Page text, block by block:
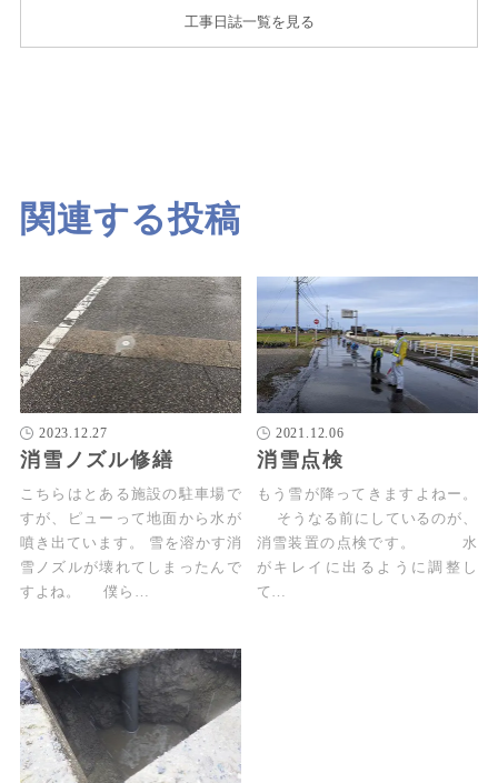
工事日誌一覧を見る
関連する投稿
2023.12.27
消雪ノズル修繕
こちらはとある施設の駐車場で
すが、ピューって地面から水が
噴き出ています。 雪を溶かす消
雪ノズルが壊れてしまったんで
すよね。 僕ら…
2021.12.06
消雪点検
もう雪が降ってきますよねー。
そうなる前にしているのが、
消雪装置の点検です。 水
がキレイに出るように調整し
て…